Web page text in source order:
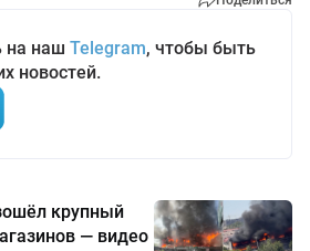
на наш Telegram, чтобы быть
новостей.
крупный
— видео